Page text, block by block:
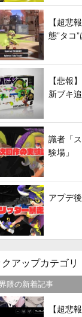
【超悲
態”タコ
【悲報
新ブキ
識者「
験場」
アプデ
クアップカテゴリ
隈の新着記事
【超悲